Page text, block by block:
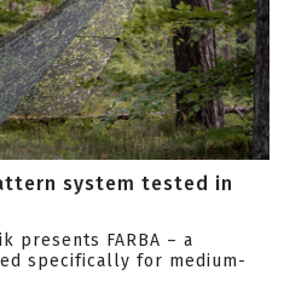
system tested in
presents FARBA – a
specifically for medium-